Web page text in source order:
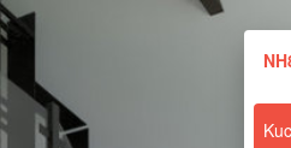
NH80 z
Powered by Lapentor - the best Virtual